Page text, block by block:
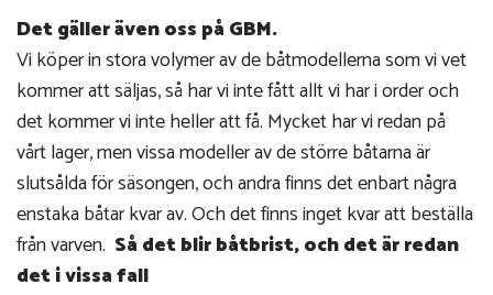
Det gäller även oss på GBM.
Vi köper in stora volymer av de båtmodellerna som vi vet
kommer att säljas, så har vi inte fått allt vi har i order och
det kommer vi inte heller att få. Mycket har vi redan på
vårt lager, men vissa modeller av de större båtarna är
slutsålda för säsongen, och andra finns det enbart några
enstaka båtar kvar av. Och det finns inget kvar att beställa
från varven. Så det blir båtbrist, och det är redan
det i vissa fall